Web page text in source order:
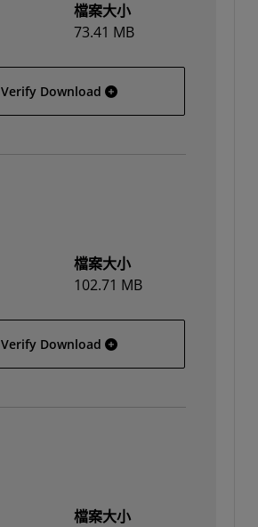
檔案大小
73.41 MB
Verify Download Windows
檔案大小
102.71 MB
Verify Download Linux
檔案大小